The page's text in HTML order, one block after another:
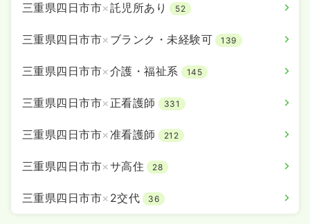
三重県四日市市×託児所あり 52
三重県四日市市× ブランク・未経験可 139
三重県四日市市×介護・福祉系 145
三重県四日市市× 正看護師 331
三重県四日市市×准看護師 212
三重県四日市市×サ高住 28
三重県四日市市× 2交代 36